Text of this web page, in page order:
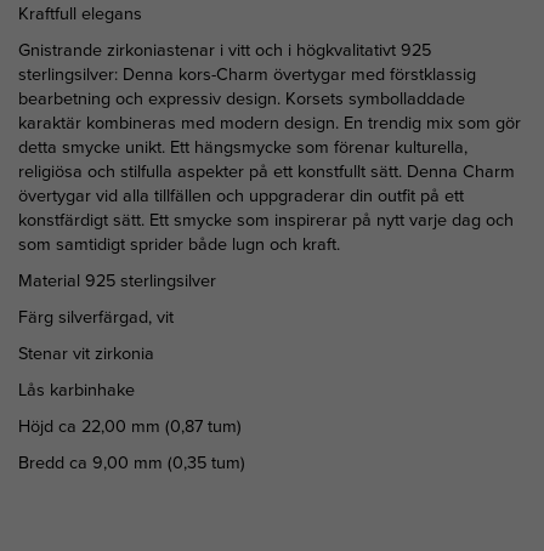
Kraftfull elegans
Gnistrande zirkoniastenar i vitt och i högkvalitativt 925
sterlingsilver: Denna kors-Charm övertygar med förstklassig
bearbetning och expressiv design. Korsets symbolladdade
karaktär kombineras med modern design. En trendig mix som gör
detta smycke unikt. Ett hängsmycke som förenar kulturella,
religiösa och stilfulla aspekter på ett konstfullt sätt. Denna Charm
övertygar vid alla tillfällen och uppgraderar din outfit på ett
konstfärdigt sätt. Ett smycke som inspirerar på nytt varje dag och
som samtidigt sprider både lugn och kraft.
Material 925 sterlingsilver
Färg silverfärgad, vit
Stenar vit zirkonia
Lås karbinhake
Höjd ca 22,00 mm (0,87 tum)
Bredd ca 9,00 mm (0,35 tum)